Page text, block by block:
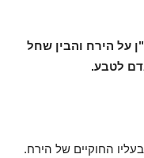
על הירח והבין שחל
לטבע.
החוקיים של הירח.